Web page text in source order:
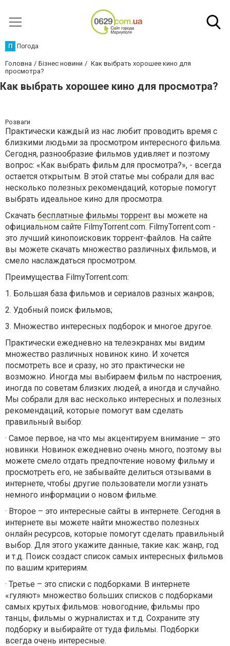
П Погода
Головна Бізнес новини
Как выбрать хорошее кино для
просмотра?
Как выбрать хорошее кино для просмотра?
Розваги
Практически каждый из нас любит проводить время с
близкими людьми за просмотром интересного фильма.
Сегодня, разнообразие фильмов удивляет и поэтому
вопрос: «Как выбрать фильм для просмотра?», - всегда
остается открытым. В этой статье мы собрали для вас
несколько полезных рекомендаций, которые помогут
выбрать идеальное кино для просмотра.
Скачать бесплатные фильмы торрент вы можете на
официальном сайте FilmyTorrent.com. FilmyTorrent.com -
это лучший кинопоисковик торрент-файлов. На сайте
вы можете скачать множество различных фильмов, и
смело наслаждаться просмотром.
Преимущества FilmyTorrent.com:
1. Большая база фильмов и сериалов разных жанров;
2. Удобный поиск фильмов;
3. Множество интересных подборок и многое другое.
Практически ежедневно на телеэкранах мы видим
множество различных новинок кино. И хочется
посмотреть все и сразу, но это практически не
возможно. Иногда мы выбираем фильм по настроения,
иногда по советам близких людей, а иногда и случайно.
Мы собрали для вас несколько интересных и полезных
рекомендаций, которые помогут вам сделать
правильный выбор:
· Самое первое, на что мы акцентируем внимание – это
новинки. Новинок ежедневно очень много, поэтому вы
можете смело отдать предпочтение новому фильму и
просмотреть его, не забывайте делиться отзывами в
интернете, чтобы другие пользователи могли узнать
немного информации о новом фильме.
· Второе – это интересные сайты в интернете. Сегодня в
интернете вы можете найти множество полезных
онлайн ресурсов, которые помогут сделать правильный
выбор. Для этого укажите данные, такие как: жанр, год
и т.д. Поиск создаст список самых интересных фильмов
по вашим критериям.
· Третье – это списки с подборками. В интернете
«гуляют» множество больших списков с подборками
самых крутых фильмов: новогодние, фильмы про
танцы, фильмы о журналистах и т.д. Сохраните эту
подборку и выбирайте от туда фильмы. Подборки
всегда очень интересные.